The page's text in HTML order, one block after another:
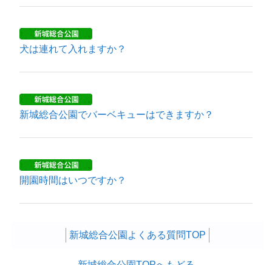
犬は連れて入れますか？
新城総合公園でバーベキューはできますか？
開園時間はいつですか？
新城総合公園よくある質問TOP